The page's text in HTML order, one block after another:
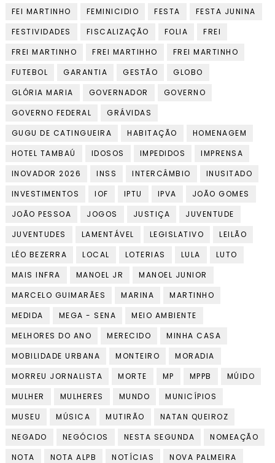
FEI MARTINHO
FEMINICIDIO FESTA
FESTA JUNINA
FESTIVIDADES
FISCALIZAÇÃO FOLIA
FREI
FREI MARTINHO
FREI MARTIHHO
FREI MARTINHO
FUTEBOL
GARANTIA GESTÃO
GLOBO
GLÓRIA MARIA
GOVERNADOR
GOVERNO
GOVERNO FEDERAL
GRÁVIDAS
GUGU DE CATINGUEIRA
HABITAÇÃO
HOMENAGEM
HOTEL TAMBAÚ
IDOSOS IMPEDIDOS
IMPRENSA
INOVADOR 2026
INSS INTERCÂMBIO
INUSITADO
INVESTIMENTOS
IOF IPTU IPVA
JOÃO GOMES
JOÃO PESSOA
JOGOS JUSTIÇA
JUVENTUDE
JUVENTUDES
LAMENTÁVEL LEGISLATIVO
LEILÃO
LÉO BEZERRA
LOCAL LOTERIAS LULA
LUTO
MAIS INFRA
MANOEL JR
MANOEL JUNIOR
MARCELO GUIMARÃES
MARINA
MARTINHO
MEDIDA
MEGA - SENA
MEIO AMBIENTE
MELHORES DO ANO
MERECIDO
MINHA CASA
MOBILIDADE URBANA
MONTEIRO
MORADIA
MORREU JORNALISTA
MORTE MP MPPB
MÚIDO
MULHER
MULHERES MUNDO
MUNICÍPIOS
MUSEU
MÚSICA MUTIRÃO
NATAN QUEIROZ
NEGADO
NEGÓCIOS NESTA SEGUNDA
NOMEAÇÃO
NOTA
NOTA ALPB NOTÍCIAS
NOVA PALMEIRA